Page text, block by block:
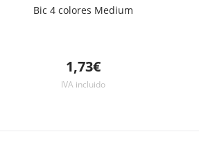
Bic 4 colores Medium
1,73€
IVA incluido